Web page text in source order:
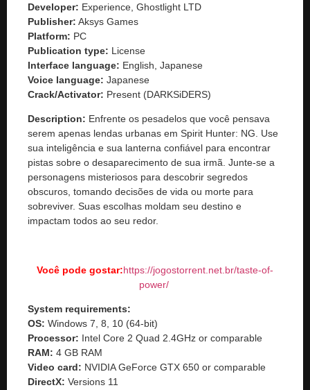
Developer: Experience, Ghostlight LTD
Publisher: Aksys Games
Platform: PC
Publication type: License
Interface language: English, Japanese
Voice language: Japanese
Crack/Activator: Present (DARKSiDERS)
Description: Enfrente os pesadelos que você pensava
serem apenas lendas urbanas em Spirit Hunter: NG. Use
sua inteligência e sua lanterna confiável para encontrar
pistas sobre o desaparecimento de sua irmã. Junte-se a
personagens misteriosos para descobrir segredos
obscuros, tomando decisões de vida ou morte para
sobreviver. Suas escolhas moldam seu destino e
impactam todos ao seu redor.
Você pode gostar:https://jogostorrent.net.br/taste-of-
power/‎
System requirements:
OS: Windows 7, 8, 10 (64-bit)
Processor: Intel Core 2 Quad 2.4GHz or comparable
RAM: 4 GB RAM
Video card: NVIDIA GeForce GTX 650 or comparable
DirectX: Versions 11